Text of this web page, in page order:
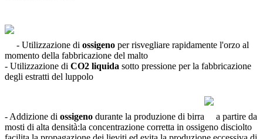
- Utilizzazione di ossigeno per risvegliare rapidamente l'orzo al
momento della fabbricazione del malto
- Utilizzazione di CO2 liquida sotto pressione per la fabbricazione
degli estratti del luppolo
- Addizione di ossigeno durante la produzione di birra
a partire da
mosti di alta densità:la concentrazione corretta in ossigeno disciolto